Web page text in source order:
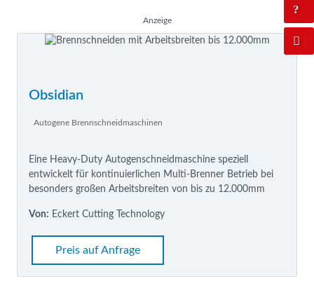
Anzeige
Obsidian
Autogene Brennschneidmaschinen
Eine Heavy-Duty Autogenschneidmaschine speziell
entwickelt für kontinuierlichen Multi-Brenner Betrieb bei
besonders großen Arbeitsbreiten von bis zu 12.000mm
Von: Eckert Cutting Technology
Preis auf Anfrage